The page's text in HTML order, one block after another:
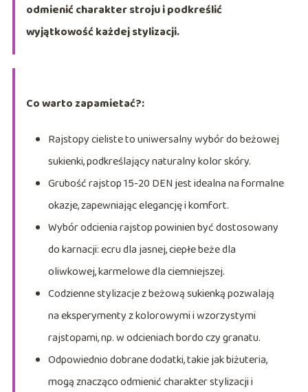
odmienić charakter stroju i podkreślić
wyjątkowość każdej stylizacji.
Co warto zapamietać?:
Rajstopy cieliste to uniwersalny wybór do beżowej
sukienki, podkreślający naturalny kolor skóry.
Grubość rajstop 15-20 DEN jest idealna na formalne
okazje, zapewniając elegancję i komfort.
Wybór odcienia rajstop powinien być dostosowany
do karnacji: ecru dla jasnej, ciepłe beże dla
oliwkowej, karmelowe dla ciemniejszej.
Codzienne stylizacje z beżową sukienką pozwalają
na eksperymenty z kolorowymi i wzorzystymi
rajstopami, np. w odcieniach bordo czy granatu.
Odpowiednio dobrane dodatki, takie jak biżuteria,
mogą znacząco odmienić charakter stylizacji i